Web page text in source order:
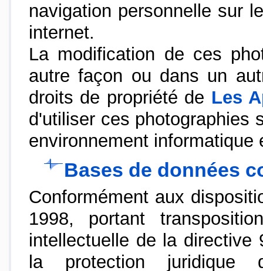
navigation personnelle sur
internet.
La modification de ces
autre façon ou dans un
droits de propriété de Les
d'utiliser ces photographies
environnement informatique
Bases de données
Conformément aux
1998, portant
intellectuelle de la directive
la protection